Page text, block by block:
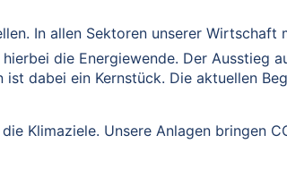
In allen Sektoren unserer
die Energiewende. Der Ausstieg
dabei ein Kernstück. Die aktuellen
Klimaziele. Unsere Anlagen bringen